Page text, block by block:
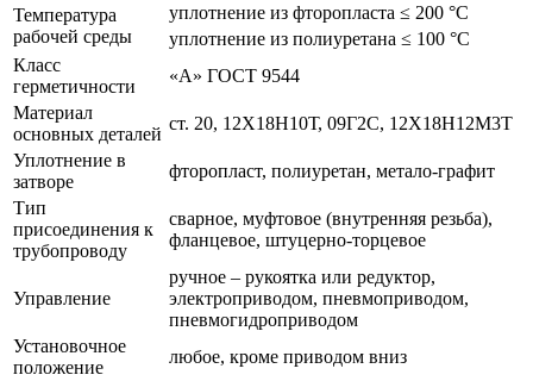
Температура
рабочей среды
уплотнение из фторопласта ≤ 200 °С
уплотнение из полиуретана ≤ 100 °С
Класс
герметичности
«А» ГОСТ 9544
Материал
основных деталей
ст. 20, 12Х18Н10Т, 09Г2С, 12Х18Н12М3Т
Уплотнение в
затворе
фторопласт, полиуретан, метало-графит
Тип
присоединения к
трубопроводу
сварное, муфтовое (внутренняя резьба),
фланцевое, штуцерно-торцевое
Управление
ручное – рукоятка или редуктор,
электроприводом, пневмоприводом,
пневмогидроприводом
Установочное
положение
любое, кроме приводом вниз